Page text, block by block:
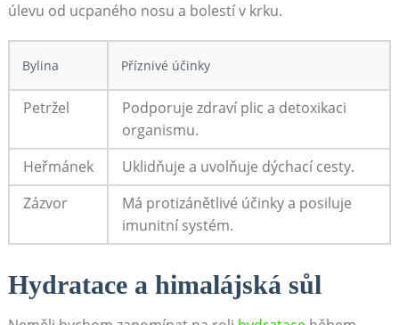
úlevu od ucpaného nosu a bolestí v krku.
Bylina Příznivé účinky
Petržel
Podporuje zdraví plic ‌a‍ detoxikaci
organismu.
Heřmánek
Uklidňuje a uvolňuje dýchací cesty.
Zázvor
Má protizánětlivé účinky⁣ a posiluje
imunitní systém.
Hydratace a himalájská sůl